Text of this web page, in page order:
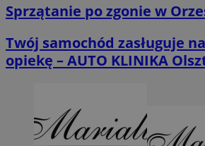
Sprzątanie po zgonie w
Twój samochód zasługuje
opiekę – AUTO KLINIKA